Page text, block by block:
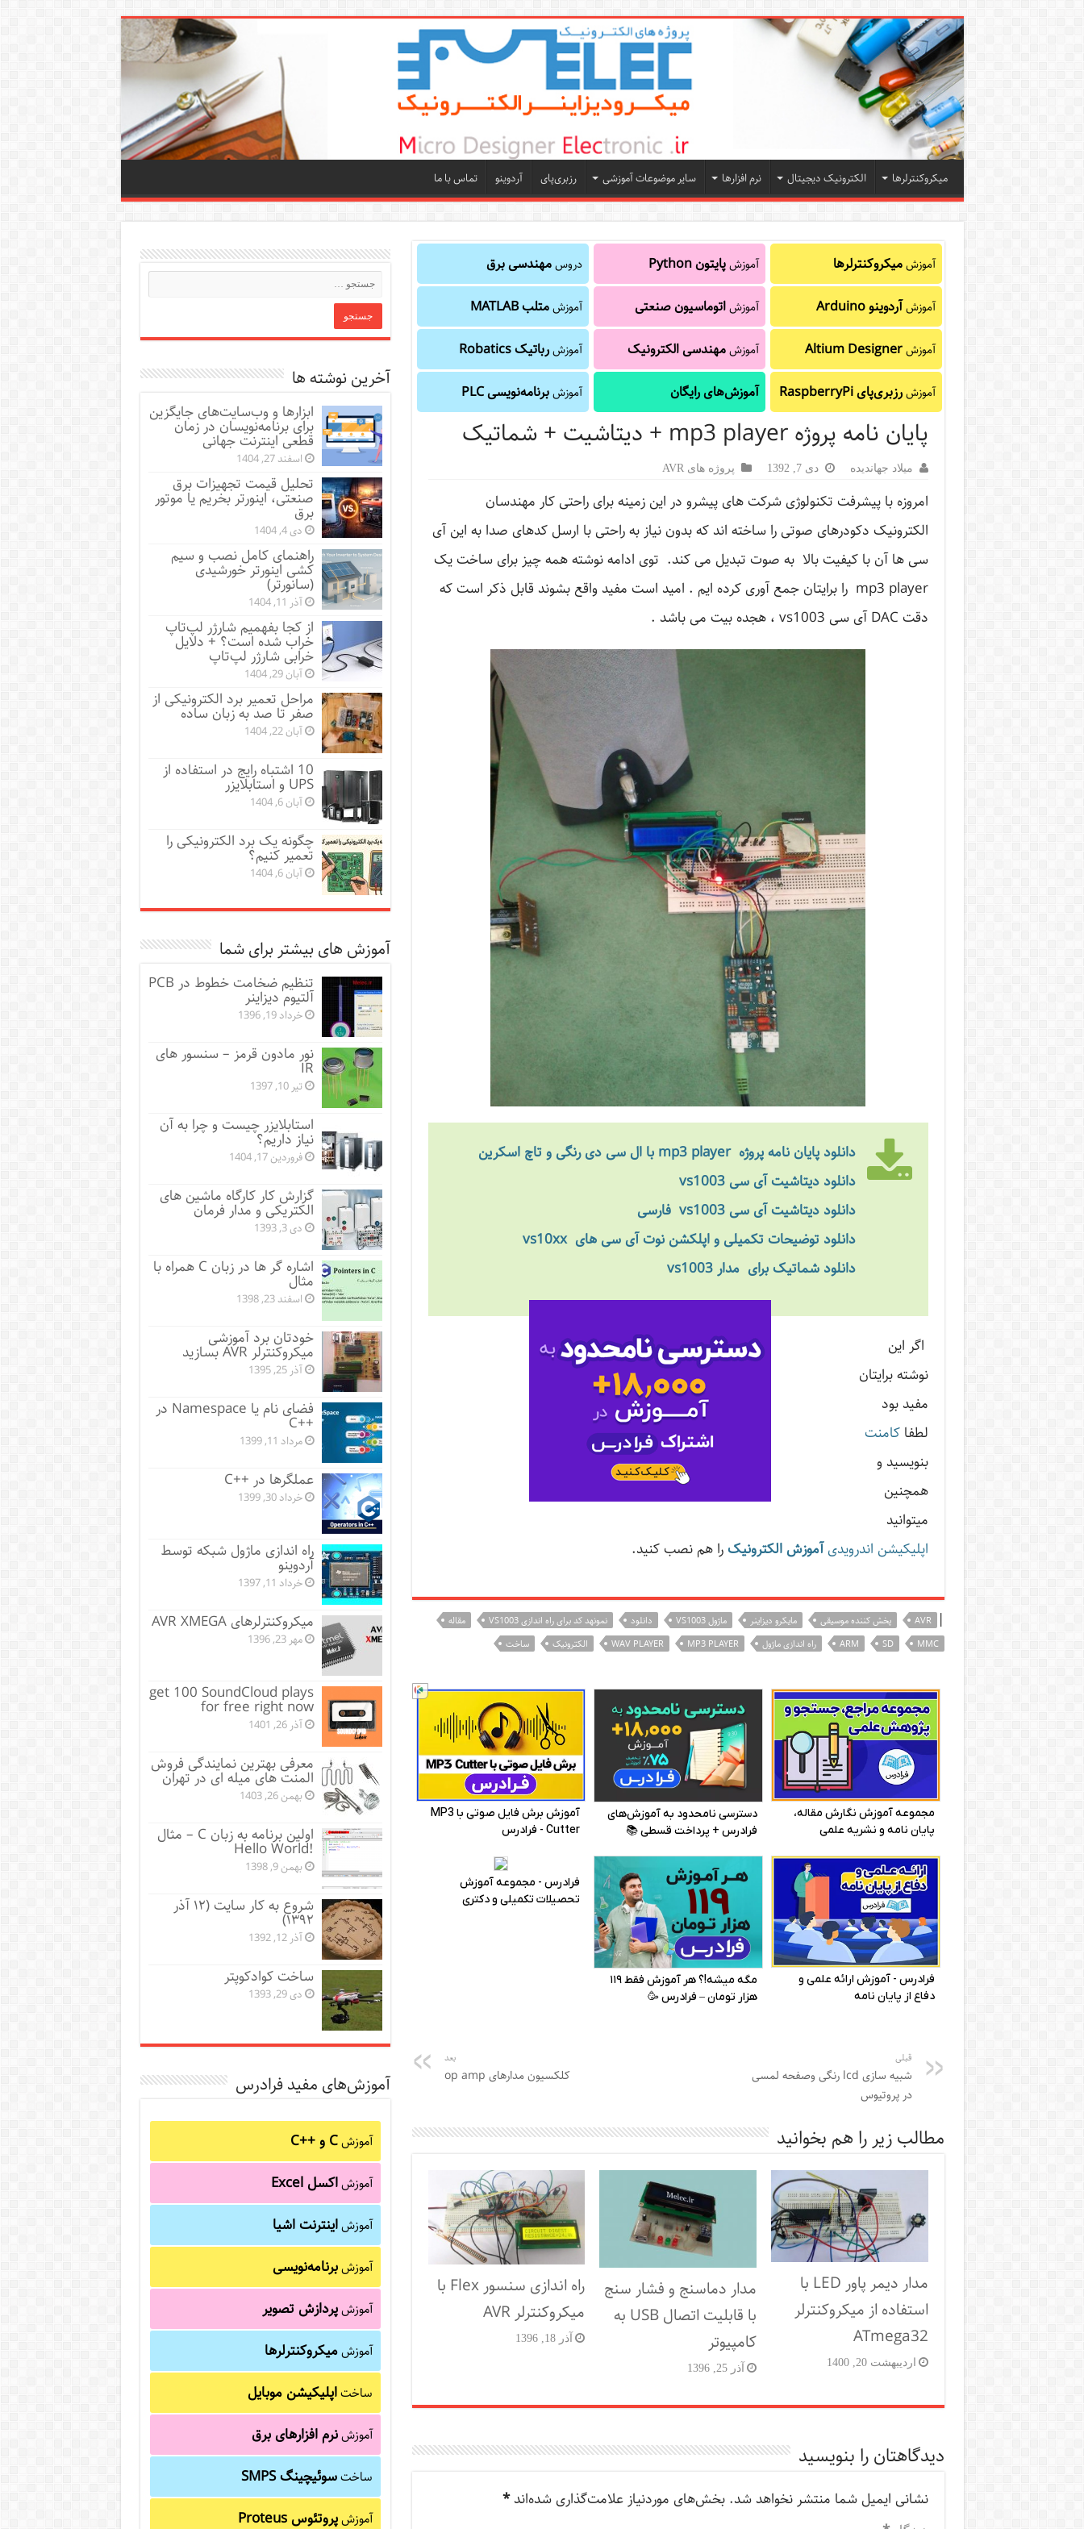
میکروکنترلرها الکترونیک دیجیتال نرم افزارها سایر موضوعات آموزشی رزبری‌پای آردوینو تماس با ما
آموزشمیکروکنترلرها
آموزشآردوینو Arduino
آموزشAltium Designer
آموزشرزبری‌پای RaspberryPi
آموزشپایتون Python
آموزشاتوماسیون صنعتی
آموزشمهندسی الکترونیک
آموزش‌های رایگان
دروسمهندسی برق
آموزشمتلب MATLAB
آموزشرباتیک Robatics
آموزشبرنامه‌نویسی PLC
پایان نامه پروژه mp3 player + دیتاشیت + شماتیک
میلاد جهاندیده دی 7, 1392 پروژه های AVR
امروزه با پیشرفت تکنولوژی شرکت های پیشرو در این زمینه برای راحتی کار مهندسان
الکترونیک دکودرهای صوتی را ساخته اند که بدون نیاز به راحتی با ارسل کدهای صدا به این آی
سی ها آن با کیفیت بالا به صوت تبدیل می کند. توی ادامه نوشته همه چیز برای ساخت یک
mp3 player را برایتان جمع آوری کرده ایم . امید است مفید واقع بشوند قابل ذکر است که
دقت DAC آی سی vs1003 ، هجده بیت می باشد .
دانلود پایان نامه پروژه mp3 player با ال سی دی رنگی و تاچ اسکرین
دانلود دیتاشیت آی سی vs1003
دانلود دیتاشیت آی سی vs1003 فارسی
دانلود توضیحات تکمیلی و اپلکشن نوت آی سی های vs10xx
دانلود شماتیک برای مدارvs1003
اگر این
نوشته‌ برایتان
مفید بود
لطفاکامنت
بنویسید و
همچنین
میتوانید
اپلیکیشن اندرویدیآموزش الکترونیک را هم نصب کنید.
|
AVR پخش کننده موسیقی مایکرو دیزاینر ماژول VS1003 دانلود نمونهد کد برای راه اندازی VS1003
مقاله
MMC
SD
ARM راه اندازی ماژول MP3 PLAYER
WAV PLAYER الکترونیک ساخت
قبلی
شبیه سازی lcd رنگی وصفحه لمسی
در پروتیوس
بعد
کلکسیون مدارهای op amp
مطالب زیر را هم بخوانید
مدار دیمر پاور LED با
استفاده از میکروکنترلر
ATmega32
اردیبهشت 20, 1400
مدار دماسنج و فشار سنج
با قابلیت اتصال USB به
کامپیوتر
آذر 25, 1396
راه اندازی سنسور Flex با
میکروکنترلر AVR
آذر 18, 1396
دیدگاهتان را بنویسید
نشانی ایمیل شما منتشر نخواهد شد. بخش‌های موردنیاز علامت‌گذاری شده‌اند*
آخرین نوشته ها
ابزارها و وب‌سایت‌های جایگزین
برای برنامه‌نویسان در زمان
قطعی اینترنت جهانی
اسفند 27, 1404
تحلیل قیمت تجهیزات برق
صنعتی، اینورتر بخریم یا موتور
برق
دی 4, 1404
راهنمای کامل نصب و سیم
کشی اینورتر خورشیدی
(سانورتر)
آذر 11, 1404
از کجا بفهمیم شارژر لپ‌تاپ
خراب شده است؟ + دلایل
خرابی شارژر لپ‌تاپ
آبان 29, 1404
مراحل تعمیر برد الکترونیکی از
صفر تا صد به زبان ساده
آبان 22, 1404
10 اشتباه رایج در استفاده از
UPS و استابلایزر
آبان 6, 1404
چگونه یک برد الکترونیکی را
تعمیر کنیم؟
آبان 6, 1404
آموزش های بیشتر برای شما
تنظیم ضخامت خطوط در PCB
آلتیوم دیزاینر
خرداد 19, 1396
نور مادون قرمز – سنسور های
IR
تیر 10, 1397
استابلایزر چیست و چرا به آن
نیاز داریم؟
فروردین 17, 1404
گزارش کار کارگاه ماشین های
الکتریکی و مدار فرمان
دی 3, 1393
اشاره گر ها در زبان C همراه با
مثال
اسفند 23, 1398
خودتان برد آموزشی
میکروکنترلر AVR بسازید
آذر 25, 1395
فضای نام یا Namespace در
++C
مرداد 11, 1399
عملگرها در ++C
خرداد 30, 1399
راه اندازی ماژول شبکه توسط
آردوینو
خرداد 11, 1397
میکروکنترلرهای AVR XMEGA
مهر 23, 1396
get 100 SoundCloud plays
for free right now
آذر 26, 1401
معرفی بهترین نمایندگی فروش
المنت های میله ای در تهران
بهمن 26, 1403
اولین برنامه به زبان C – مثال
!Hello World
بهمن 9, 1398
شروع به کار سایت (۱۲ آذر
۱۳۹۲)
آذر 12, 1392
ساخت کوادکوپتر
دی 29, 1393
آموزش‌های مفید فرادرس
آموزشC و C++‎
آموزشاکسل Excel
آموزشاینترنت اشیا
آموزشبرنامه‌نویسی
آموزشپردازش تصویر
آموزشمیکروکنترلرها
ساختاپلیکیشن موبایل
آموزشنرم افزارهای برق
ساختسوئیچینگ SMPS
آموزشپروتئوس Proteus